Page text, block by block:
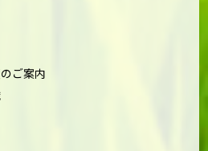
ご案内